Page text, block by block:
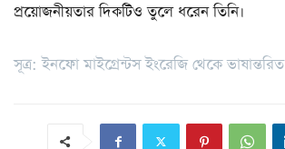
প্রয়োজনীয়তার দিকটিও তুলে ধরেন তিনি।
সূত্র: ইনফো মাইগ্রেন্টস ইংরেজি থেকে ভাষান্তরিত